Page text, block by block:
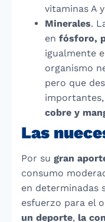
vitaminas A
Minerales.
en fósforo,
igualmente
organismo
pero que
cobre y
Las
Por su gran
consumo
en determinadas
esfuerzo para el
un deporte, la